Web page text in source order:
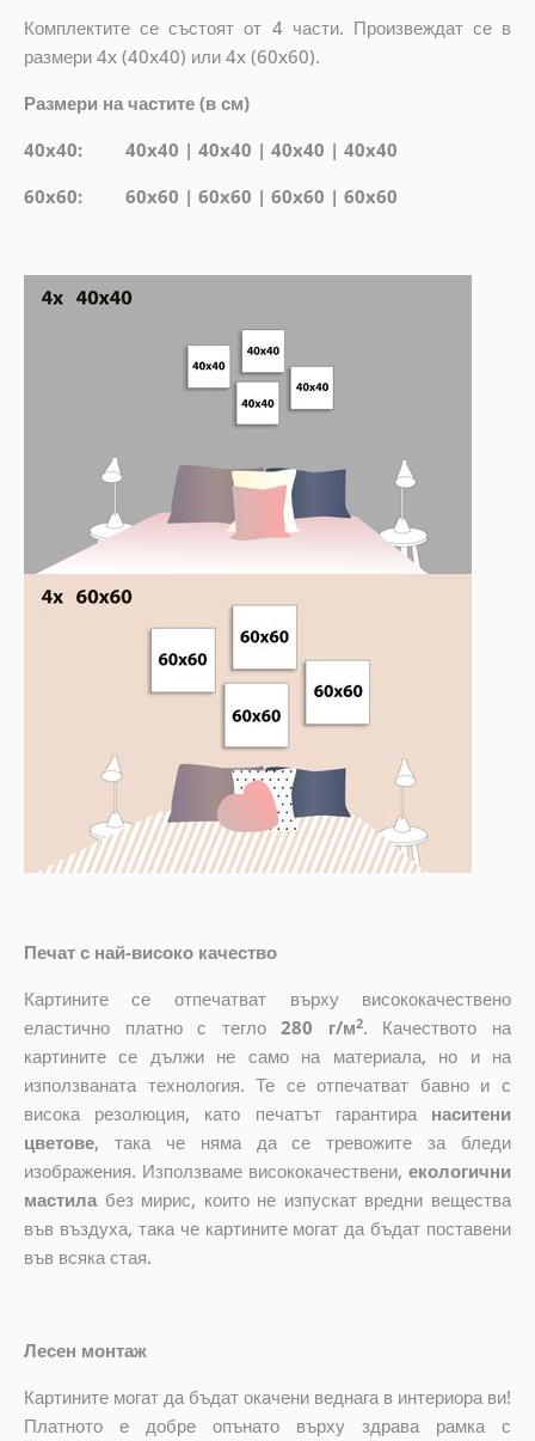
Комплектите се състоят от 4 части. Произвеждат се в
размери 4x (40x40) или 4x (60x60).
Размери на частите (в см)
40x40: 40x40 | 40x40 | 40x40 | 40x40
60x60: 60x60 | 60x60 | 60x60 | 60x60
Печат с най-високо качество
Картините се отпечатват върху висококачествено
еластично платно с тегло280 г/м2. Качеството на
картините се дължи не само на материала, но и на
използваната технология. Те се отпечатват бавно и с
висока резолюция, като печатът гарантира наситени
цветове, така че няма да се тревожите за бледи
изображения. Използваме висококачествени,екологични
мастилабез мирис, които не изпускат вредни вещества
във въздуха, така че картините могат да бъдат поставени
във всяка стая.
Лесен монтаж
Картините могат да бъдат окачени веднага в интериора ви!
Платното е добре опънато върху здрава рамка с